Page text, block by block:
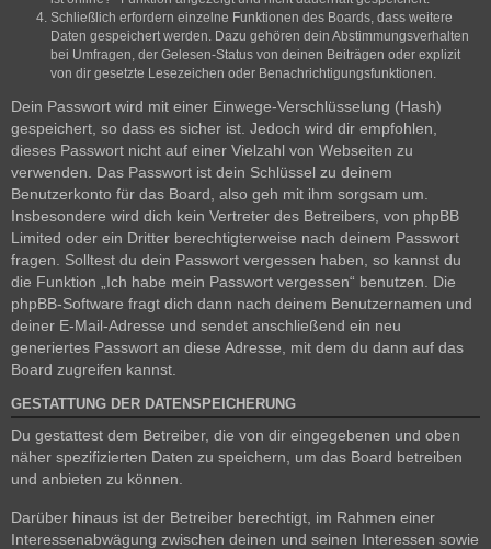
Schließlich erfordern einzelne Funktionen des Boards, dass weitere
Daten gespeichert werden. Dazu gehören dein Abstimmungsverhalten
bei Umfragen, der Gelesen-Status von deinen Beiträgen oder explizit
von dir gesetzte Lesezeichen oder Benachrichtigungsfunktionen.
Dein Passwort wird mit einer Einwege-Verschlüsselung (Hash)
gespeichert, so dass es sicher ist. Jedoch wird dir empfohlen,
dieses Passwort nicht auf einer Vielzahl von Webseiten zu
verwenden. Das Passwort ist dein Schlüssel zu deinem
Benutzerkonto für das Board, also geh mit ihm sorgsam um.
Insbesondere wird dich kein Vertreter des Betreibers, von phpBB
Limited oder ein Dritter berechtigterweise nach deinem Passwort
fragen. Solltest du dein Passwort vergessen haben, so kannst du
die Funktion „Ich habe mein Passwort vergessen“ benutzen. Die
phpBB-Software fragt dich dann nach deinem Benutzernamen und
deiner E-Mail-Adresse und sendet anschließend ein neu
generiertes Passwort an diese Adresse, mit dem du dann auf das
Board zugreifen kannst.
GESTATTUNG DER DATENSPEICHERUNG
Du gestattest dem Betreiber, die von dir eingegebenen und oben
näher spezifizierten Daten zu speichern, um das Board betreiben
und anbieten zu können.
Darüber hinaus ist der Betreiber berechtigt, im Rahmen einer
Interessenabwägung zwischen deinen und seinen Interessen sowie